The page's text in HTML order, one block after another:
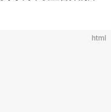
html